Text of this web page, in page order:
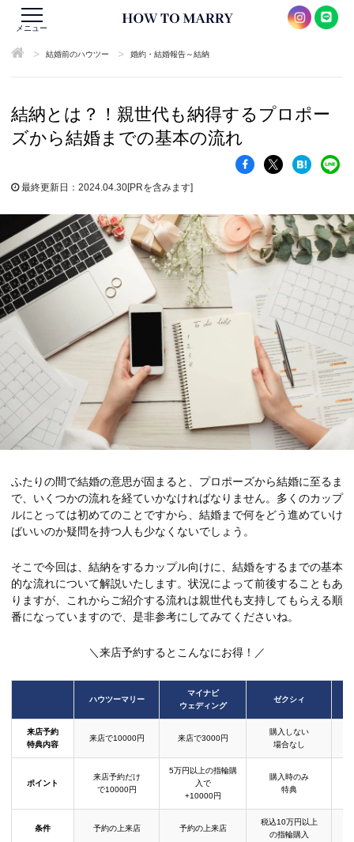
メニュー
> 結婚前のハウツー > 婚約・結婚報告～結納
結納とは？！親世代も納得するプロポー
ズから結婚までの基本の流れ
最終更新日：2024.04.30[PRを含みます]
ふたりの間で結婚の意思が固まると、プロポーズから結婚に至るま
で、いくつかの流れを経ていかなければなりません。多くのカップ
ルにとっては初めてのことですから、結婚まで何をどう進めていけ
ばいいのか疑問を持つ人も少なくないでしょう。
そこで今回は、結納をするカップル向けに、結婚をするまでの基本
的な流れについて解説いたします。状況によって前後することもあ
りますが、これからご紹介する流れは親世代も支持してもらえる順
番になっていますので、是非参考にしてみてくださいね。
＼来店予約するとこんなにお得！／
ハウツーマリー
マイナビ
ウェディング
ゼクシィ
来店予約
特典内容
来店で10000円 来店で3000円
購入しない
場合なし
ポイント
来店予約だけ
で10000円
5万円以上の指輪購
入で
+10000円
購入時のみ
特典
条件 予約の上来店 予約の上来店
税込10万円以上
の指輪購入